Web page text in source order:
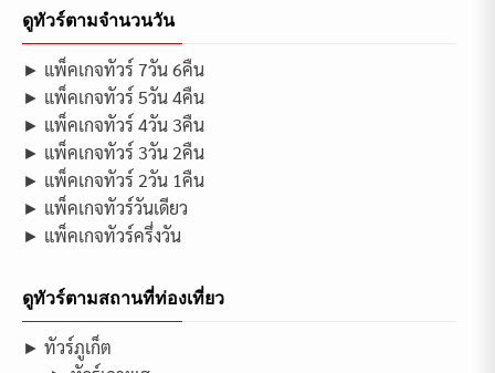
ดูทัวร์ตามจำนวนวัน
► แพ็คเกจทัวร์ 7วัน 6คืน
► แพ็คเกจทัวร์ 5วัน 4คืน
► แพ็คเกจทัวร์ 4วัน 3คืน
► แพ็คเกจทัวร์ 3วัน 2คืน
► แพ็คเกจทัวร์ 2วัน 1คืน
► แพ็คเกจทัวร์วันเดียว
► แพ็คเกจทัวร์ครึ่งวัน
ดูทัวร์ตามสถานที่ท่องเที่ยว
► ทัวร์ภูเก็ต